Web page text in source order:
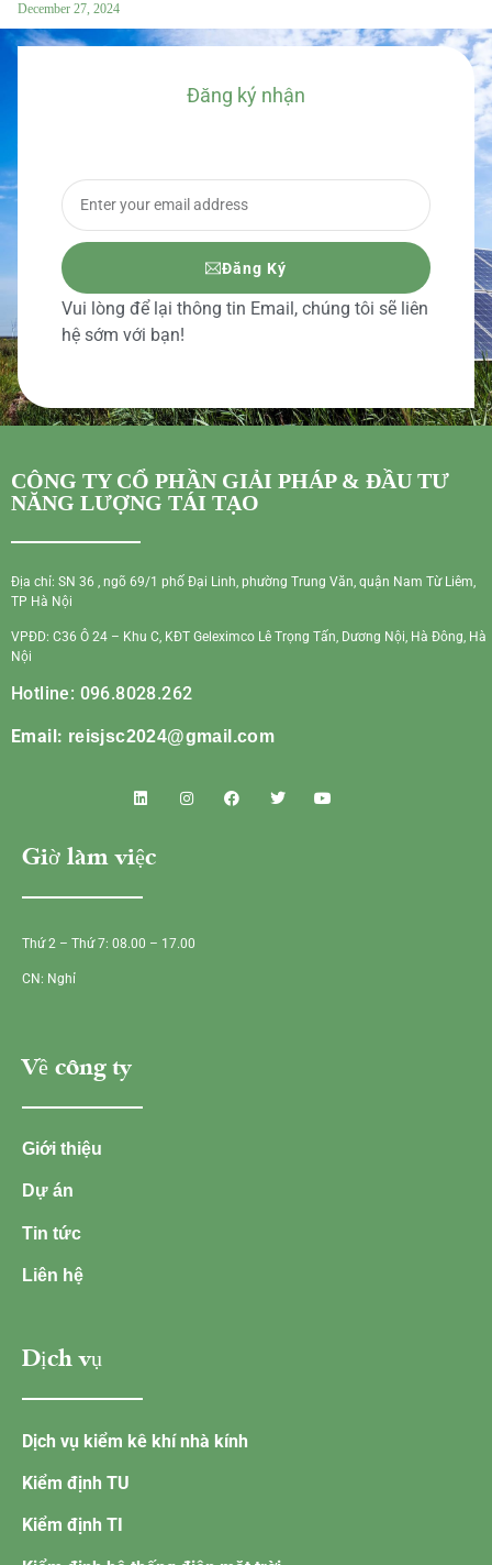
December 27, 2024
Đăng ký nhận
Đăng Ký
Vui lòng để lại thông tin Email, chúng tôi sẽ liên
hệ sớm với bạn!
CÔNG TY CỔ PHẦN GIẢI PHÁP & ĐẦU TƯ
NĂNG LƯỢNG TÁI TẠO
Địa chỉ: SN 36 , ngõ 69/1 phố Đại Linh, phường Trung Văn, quận Nam Từ Liêm,
TP Hà Nội
VPĐD: C36 Ô 24 – Khu C, KĐT Geleximco Lê Trọng Tấn, Dương Nội, Hà Đông, Hà
Nội
Hotline: 096.8028.262
Email: reisjsc2024@gmail.com
Giờ làm việc
Thứ 2 – Thứ 7: 08.00 – 17.00
CN: Nghỉ
Về công ty
Giới thiệu
Dự án
Tin tức
Liên hệ
Dịch vụ
Dịch vụ kiểm kê khí nhà kính
Kiểm định TU
Kiểm định TI